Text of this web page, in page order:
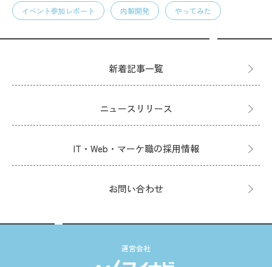
イベント参加レポート 内製開発 やってみた
新着記事一覧
ニュースリリース
IT・Web・マーケ職の採用情報
お問い合わせ
運営会社